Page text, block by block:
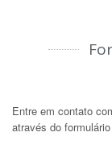
Entre em contato
através do